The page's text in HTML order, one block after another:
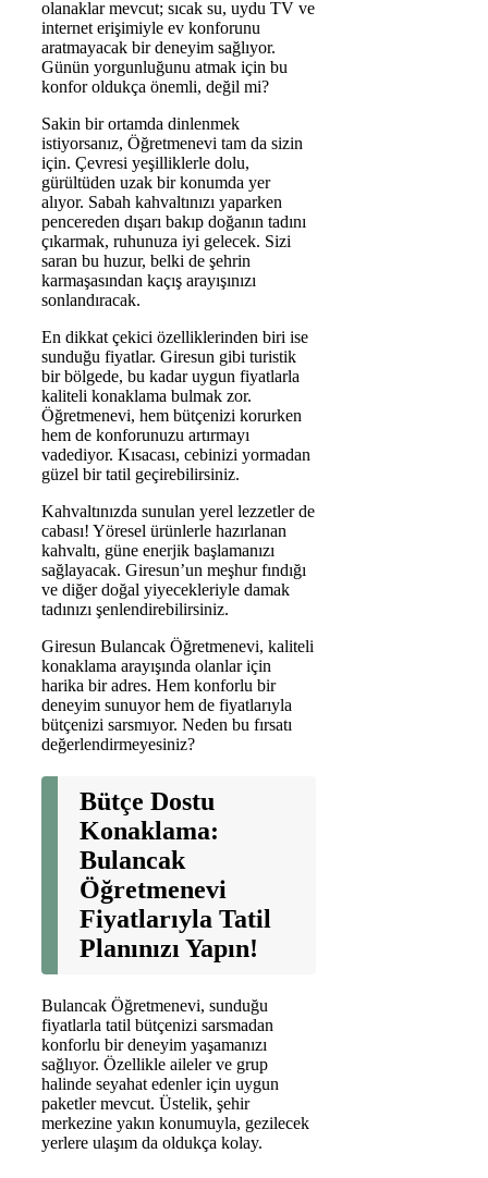
olanaklar mevcut; sıcak su, uydu TV ve
internet erişimiyle ev konforunu
aratmayacak bir deneyim sağlıyor.
Günün yorgunluğunu atmak için bu
konfor oldukça önemli, değil mi?
Sakin bir ortamda dinlenmek
istiyorsanız, Öğretmenevi tam da sizin
için. Çevresi yeşilliklerle dolu,
gürültüden uzak bir konumda yer
alıyor. Sabah kahvaltınızı yaparken
pencereden dışarı bakıp doğanın tadını
çıkarmak, ruhunuza iyi gelecek. Sizi
saran bu huzur, belki de şehrin
karmaşasından kaçış arayışınızı
sonlandıracak.
En dikkat çekici özelliklerinden biri ise
sunduğu fiyatlar. Giresun gibi turistik
bir bölgede, bu kadar uygun fiyatlarla
kaliteli konaklama bulmak zor.
Öğretmenevi, hem bütçenizi korurken
hem de konforunuzu artırmayı
vadediyor. Kısacası, cebinizi yormadan
güzel bir tatil geçirebilirsiniz.
Kahvaltınızda sunulan yerel lezzetler de
cabası! Yöresel ürünlerle hazırlanan
kahvaltı, güne enerjik başlamanızı
sağlayacak. Giresun’un meşhur fındığı
ve diğer doğal yiyecekleriyle damak
tadınızı şenlendirebilirsiniz.
Giresun Bulancak Öğretmenevi, kaliteli
konaklama arayışında olanlar için
harika bir adres. Hem konforlu bir
deneyim sunuyor hem de fiyatlarıyla
bütçenizi sarsmıyor. Neden bu fırsatı
değerlendirmeyesiniz?
Bütçe Dostu
Konaklama:
Bulancak
Öğretmenevi
Fiyatlarıyla Tatil
Planınızı Yapın!
Bulancak Öğretmenevi, sunduğu
fiyatlarla tatil bütçenizi sarsmadan
konforlu bir deneyim yaşamanızı
sağlıyor. Özellikle aileler ve grup
halinde seyahat edenler için uygun
paketler mevcut. Üstelik, şehir
merkezine yakın konumuyla, gezilecek
yerlere ulaşım da oldukça kolay.